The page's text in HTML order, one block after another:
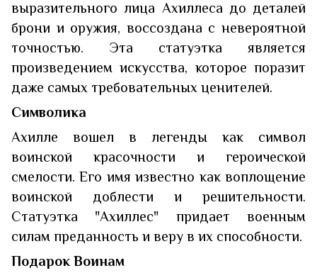
выразительного лица Ахиллеса до деталей
брони и оружия, воссоздана с невероятной
точностью. Эта статуэтка является
произведением искусства, которое поразит
даже самых требовательных ценителей.
Символика
Ахилле вошел в легенды как символ
воинской красочности и героической
смелости. Его имя известно как воплощение
воинской доблести и решительности.
Статуэтка "Ахиллес" придает военным
силам преданность и веру в их способности.
Подарок Воинам